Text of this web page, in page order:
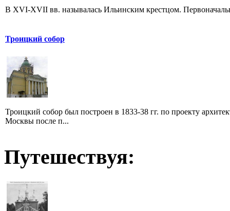
В XVI-XVII вв. называлась Ильинским крестцом.
Троицкий собор
Троицкий собор был построен в 1833-38 гг. по проекту
Москвы после п...
Путешествуя: